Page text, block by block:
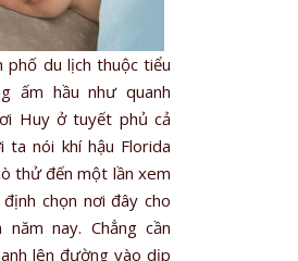
phố du lịch thuộc tiểu
ấm hầu như quanh
Huy ở tuyết phủ cả
ta nói khí hậu Florida
thử đến một lần xem
chọn nơi đây cho
nay. Chẳng cần
lên đường vào dịp